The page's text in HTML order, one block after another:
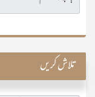
تلاش کریں